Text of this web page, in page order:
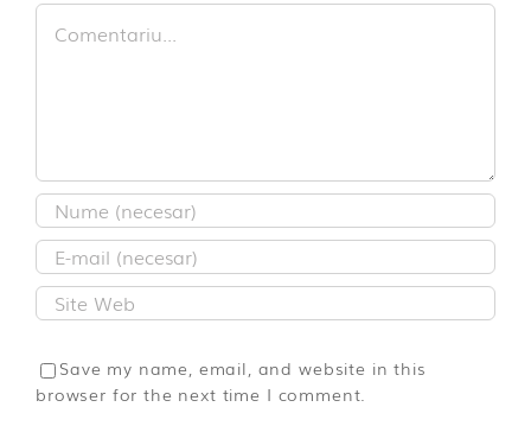
Comment
Save my name, email, and website in this
browser for the next time I comment.